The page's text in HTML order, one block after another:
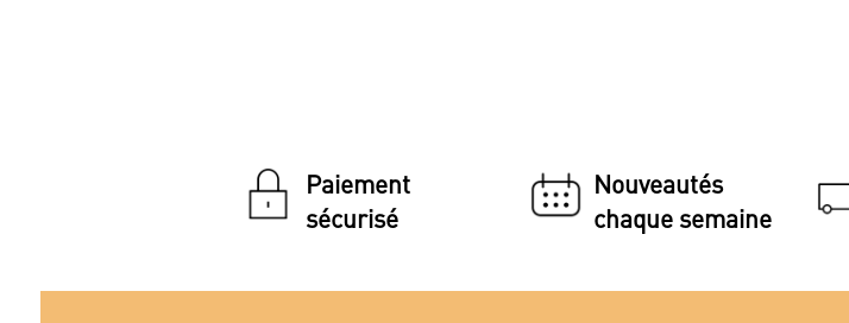
Paiement
sécurisé
Nouveautés
chaque semaine